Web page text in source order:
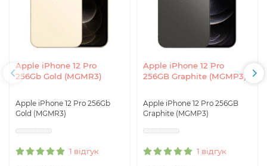
Apple iPhone 12 Pro
256Gb Gold (MGMR3)
Apple iPhone 12 Pro 256Gb
Gold (MGMR3)
1 відгук
Apple iPhone 12 Pro
256GB Graphite (MGMP3)
Apple iPhone 12 Pro 256GB
Graphite (MGMP3)
1 відгук